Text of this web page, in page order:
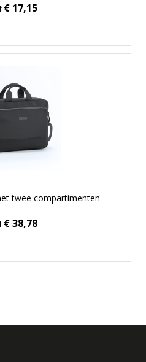
€ 17,15
twee compartimenten
€ 38,78